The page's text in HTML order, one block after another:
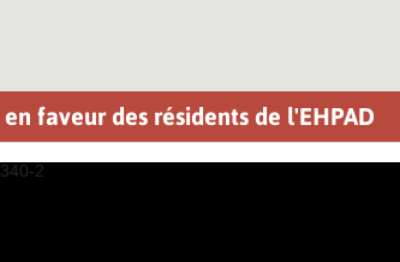
faveur des résidents de l'EHPAD